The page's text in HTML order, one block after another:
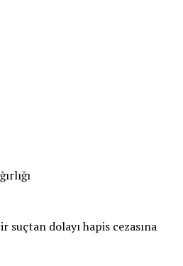
suçtan dolayı hapis cezasına